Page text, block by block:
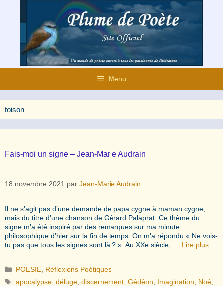
contenu
Menu
toison
Fais-moi un signe – Jean-Marie Audrain
18 novembre 2021 par Jean-Marie Audrain
Il ne s’agit pas d’une demande de papa cygne à maman cygne,
mais du titre d’une chanson de Gérard Palaprat. Ce thème du
signe m’a été inspiré par des remarques sur ma minute
philosophique d’hier sur la fin de temps. On m’a répondu « Ne vois-
tu pas que tous les signes sont là ? ». Au XXe siècle, … Lire plus
Catégories
POESIE Réflexions Poétiques
Étiquettes
apocalypse ,déluge ,discernement ,Gédéon Imagination Noé